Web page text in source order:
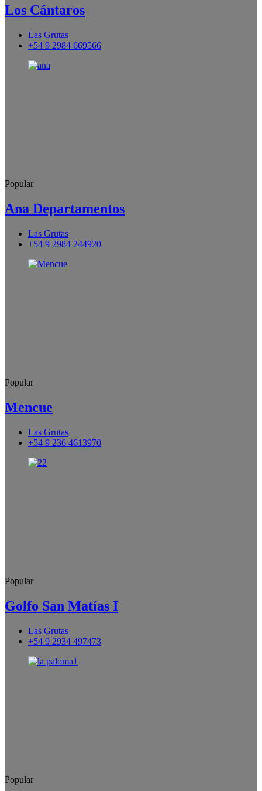
Los Cántaros
Las Grutas
+54 9 2984 669566
Popular
Ana Departamentos
Las Grutas
+54 9 2984 244920
Popular
Mencue
Las Grutas
+54 9 236 4613970
Popular
Golfo San Matías I
Las Grutas
+54 9 2934 497473
Popular